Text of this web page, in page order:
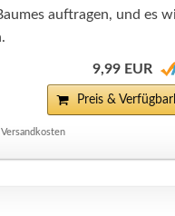
auftragen, und es
9,99 EUR
Preis &